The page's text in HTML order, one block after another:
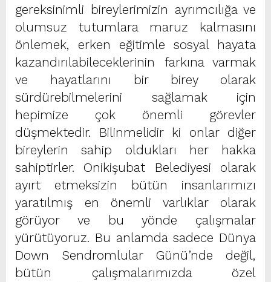
gereksinimli bireylerimizin ayrımcılığa ve
olumsuz tutumlara maruz kalmasını
önlemek, erken eğitimle sosyal hayata
kazandırılabileceklerinin farkına varmak
ve hayatlarını bir birey olarak
sürdürebilmelerini sağlamak için
hepimize çok önemli görevler
düşmektedir. Bilinmelidir ki onlar diğer
bireylerin sahip oldukları her hakka
sahiptirler. Onikişubat Belediyesi olarak
ayırt etmeksizin bütün insanlarımızı
yaratılmış en önemli varlıklar olarak
görüyor ve bu yönde çalışmalar
yürütüyoruz. Bu anlamda sadece Dünya
Down Sendromlular Günü’nde değil,
bütün çalışmalarımızda özel